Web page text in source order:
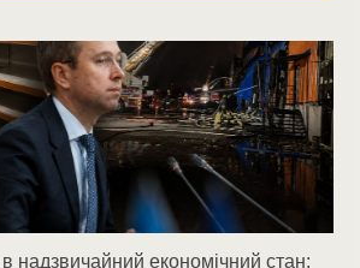
надзвичайний економічний стан: